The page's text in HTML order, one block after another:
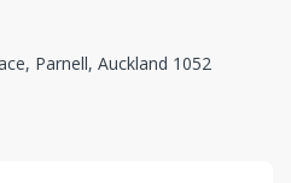
Parnell, Auckland 1052